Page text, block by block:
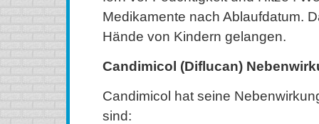
Medikamente nach Ablaufdatum.
Hände von Kindern gelangen.
Candimicol (Diflucan)
Candimicol hat seine
sind: